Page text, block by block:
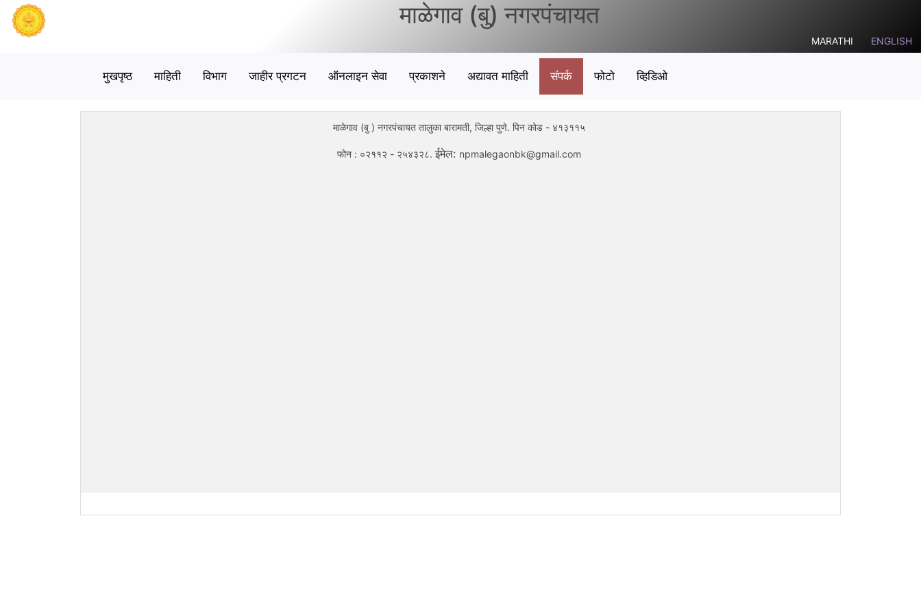
माळेगाव (बु) नगरपंचायत
ENGLISH
MARATHI
मुखपृष्ठ माहिती विभाग जाहीर प्रगटन ऑनलाइन सेवा प्रकाशने अद्यावत माहिती संपर्क फोटो व्हिडिओ
माळेगाव (बु ) नगरपंचायत तालुका बारामती, जिल्हा पुणे. पिन कोड - ४१३११५
फोन : ०२११२ - २५४३२८. ईमेल: npmalegaonbk@gmail.com